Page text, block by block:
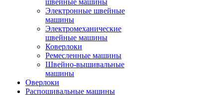
швейные машины
Электронные швейные
машины
Электромеханические
швейные машины
Коверлоки
Ремесленные машины
Швейно-вышивальные
машины
Оверлоки
Распошивальные машины